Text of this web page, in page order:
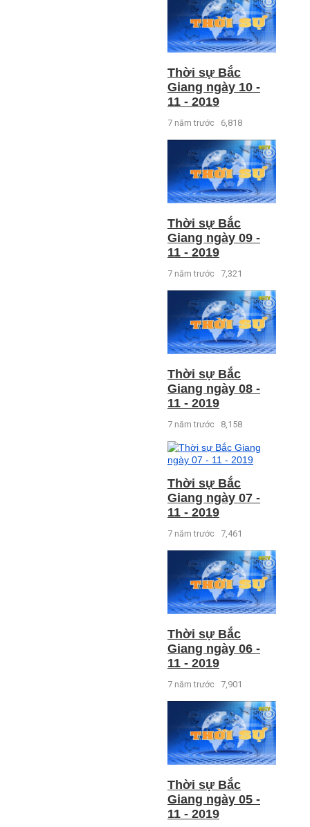
Thời sự Bắc
Giang ngày 10 -
11 - 2019
7 năm trước 6,818
Thời sự Bắc
Giang ngày 09 -
11 - 2019
7 năm trước 7,321
Thời sự Bắc
Giang ngày 08 -
11 - 2019
7 năm trước 8,158
Thời sự Bắc
Giang ngày 07 -
11 - 2019
7 năm trước 7,461
Thời sự Bắc
Giang ngày 06 -
11 - 2019
7 năm trước 7,901
Thời sự Bắc
Giang ngày 05 -
11 - 2019